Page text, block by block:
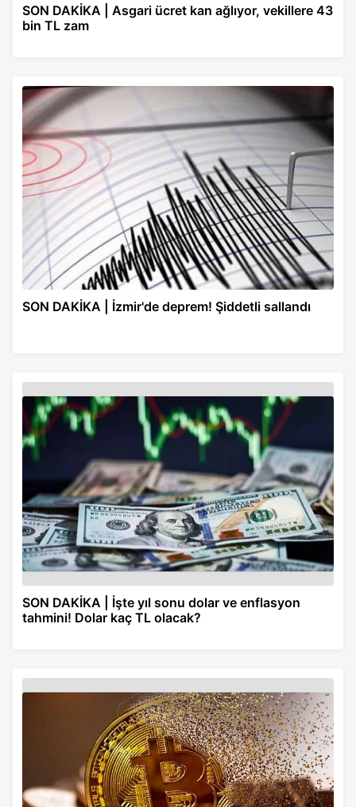
SON DAKİKA | Asgari ücret kan ağlıyor, vekillere 43
bin TL zam
SON DAKİKA | İzmir'de deprem! Şiddetli sallandı
SON DAKİKA | İşte yıl sonu dolar ve enflasyon
tahmini! Dolar kaç TL olacak?